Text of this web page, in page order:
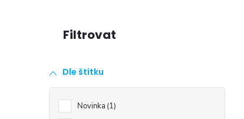
sDle štítku
Novinka 1